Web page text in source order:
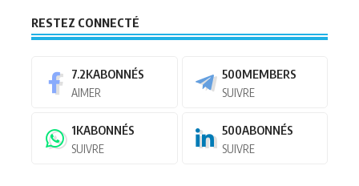
RESTEZ CONNECTÉ
7.2KABONNÉS
AIMER
500MEMBERS
SUIVRE
1KABONNÉS
SUIVRE
500ABONNÉS
SUIVRE